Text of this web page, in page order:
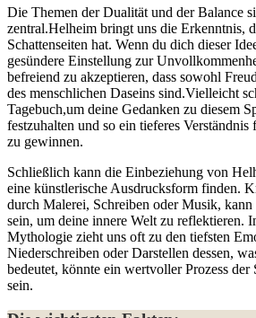
Die Themen der Dualität und der Balance
zentral.Helheim bringt uns die Erkenntnis,
Schattenseiten hat. Wenn du dich dieser
gesündere Einstellung zur
befreiend zu akzeptieren, dass sowohl
des menschlichen Daseins sind.Vielleicht
Tagebuch,um deine Gedanken zu diesem
festzuhalten und so ein tieferes Verständnis
zu gewinnen.
Schließlich kann die Einbeziehung von
eine künstlerische Ausdrucksform finden.
⁤durch Malerei, Schreiben oder Musik,
sein, um deine innere Welt zu reflektieren.
Mythologie zieht uns oft zu den tiefsten
Niederschreiben oder Darstellen dessen,
bedeutet, könnte ein wertvoller Prozess
sein.